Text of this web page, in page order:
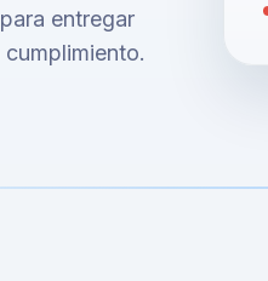
entregar